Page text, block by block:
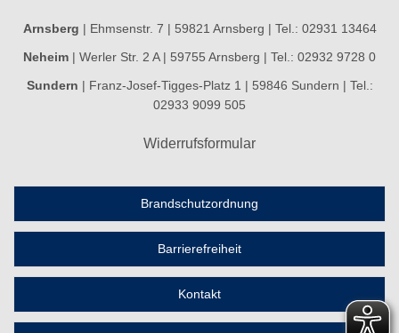
Arnsberg | Ehmsenstr. 7 | 59821 Arnsberg | Tel.: 02931 13464
Neheim | Werler Str. 2 A | 59755 Arnsberg | Tel.: 02932 9728 0
Sundern
| Franz-Josef-Tigges-Platz 1 | 59846 Sundern | Tel.:
02933 9099 505
Widerrufsformular
Brandschutzordnung
Barrierefreiheit
Kontakt